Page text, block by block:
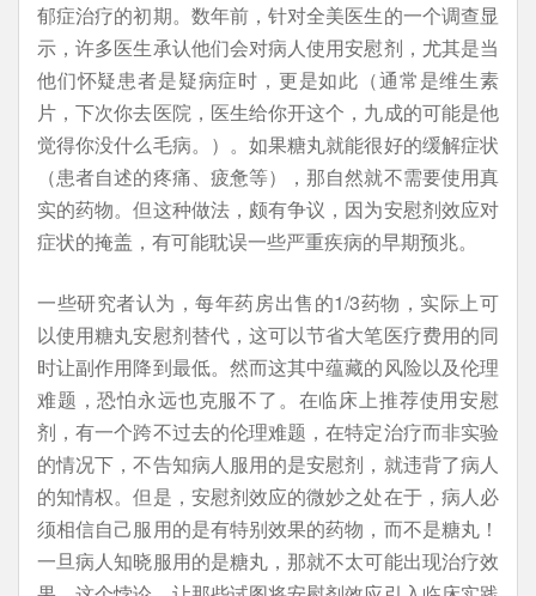
郁症治疗的初期。数年前，针对全美医生的一个调查显
示，许多医生承认他们会对病人使用安慰剂，尤其是当
他们怀疑患者是疑病症时，更是如此（通常是维生素
片，下次你去医院，医生给你开这个，九成的可能是他
觉得你没什么毛病。）。如果糖丸就能很好的缓解症状
（患者自述的疼痛、疲惫等），那自然就不需要使用真
实的药物。但这种做法，颇有争议，因为安慰剂效应对
症状的掩盖，有可能耽误一些严重疾病的早期预兆。
一些研究者认为，每年药房出售的1/3药物，实际上可
以使用糖丸安慰剂替代，这可以节省大笔医疗费用的同
时让副作用降到最低。然而这其中蕴藏的风险以及伦理
难题，恐怕永远也克服不了。在临床上推荐使用安慰
剂，有一个跨不过去的伦理难题，在特定治疗而非实验
的情况下，不告知病人服用的是安慰剂，就违背了病人
的知情权。但是，安慰剂效应的微妙之处在于，病人必
须相信自己服用的是有特别效果的药物，而不是糖丸！
一旦病人知晓服用的是糖丸，那就不太可能出现治疗效